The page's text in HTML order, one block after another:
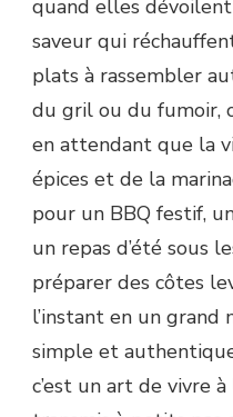
quand elles
saveur qui
plats à rassembler
du gril ou du fumoir,
en attendant que la
épices et de la
pour un BBQ festif,
un repas d’été sous
préparer des côtes
l’instant en un
simple et
c’est un art de vivre à